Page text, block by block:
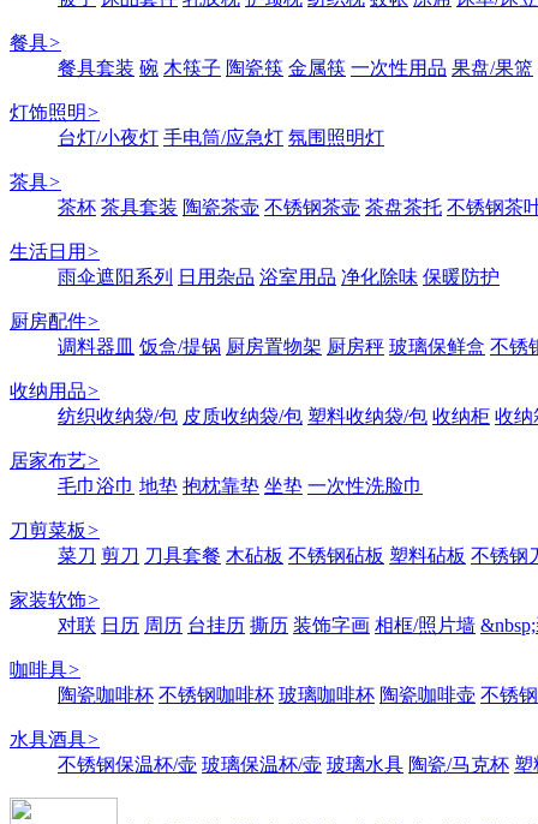
餐具>
餐具套装 碗 木筷子 陶瓷筷 金属筷 一次性用品 果盘/果篮
灯饰照明>
台灯/小夜灯 手电筒/应急灯 氛围照明灯
茶具>
茶杯 茶具套装 陶瓷茶壶 不锈钢茶壶 茶盘茶托 不锈钢茶
生活日用 >
雨伞遮阳系列
日用杂品 浴室用品 净化除味 保暖防护
厨房配件>
调料器皿 饭盒/提锅 厨房置物架 厨房秤 玻璃保鲜盒 不锈
收纳用品>
纺织收纳袋/包 皮质收纳袋/包 塑料收纳袋/包 收纳柜 收纳
居家布艺>
毛巾浴巾 地垫 抱枕靠垫 坐垫 一次性洗脸巾
刀剪菜板>
菜刀 剪刀 刀具套餐 木砧板 不锈钢砧板 塑料砧板 不锈钢
家装软饰>
对联 日历 周历 台挂历 撕历 装饰字画 相框/照片墙
咖啡具>
陶瓷咖啡杯 不锈钢咖啡杯 玻璃咖啡杯 陶瓷咖啡壶 不锈
水具酒具>
不锈钢保温杯/壶 玻璃保温杯/壶 玻璃水具 陶瓷/马克杯 塑